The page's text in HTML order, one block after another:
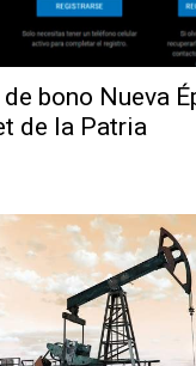
bono Nueva
de la Patria